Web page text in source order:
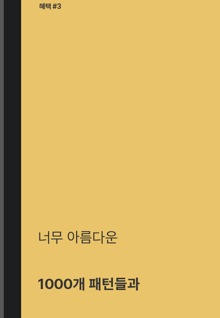
혜택 #3
너무 아름다운
1000개 패턴들과